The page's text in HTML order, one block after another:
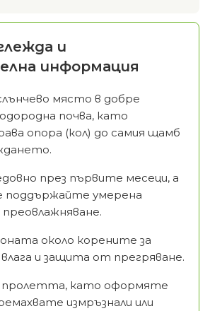
и
информация
място в добре
почва, като
опора (кол) до самия щамб
през първите месеци, а
поддържайте умерена
около корените за
и защита от прегряване.
пролетта, като оформяте
измръзнали или